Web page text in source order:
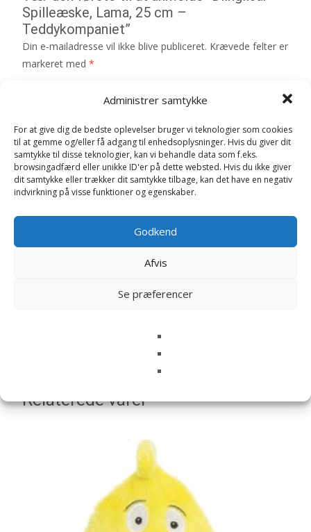
Administrer samtykke
For at give dig de bedste oplevelser bruger vi teknologier som cookies
til at gemme og/eller få adgang til enhedsoplysninger. Hvis du giver dit
samtykke til disse teknologier, kan vi behandle data som f.eks.
browsingadfærd eller unikke ID'er på dette websted. Hvis du ikke giver
dit samtykke eller trækker dit samtykke tilbage, kan det have en negativ
indvirkning på visse funktioner og egenskaber.
Godkend
Afvis
Se præferencer
Spilleæske, Lama, 25 cm –
Teddykompaniet”
Din e-mailadresse vil ikke blive publiceret. Krævede felter er
markeret med *
Din anmeldelse*
næste gang jeg kommenterer.
Relaterede varer